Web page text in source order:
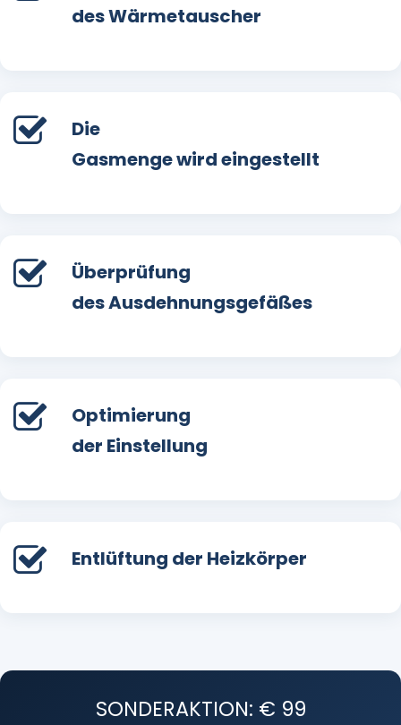
des Wärmetauscher
Die
Gasmenge wird eingestellt
Überprüfung
des Ausdehnungsgefäßes
Optimierung
der Einstellung
Entlüftung der Heizkörper
SONDERAKTION: € 99